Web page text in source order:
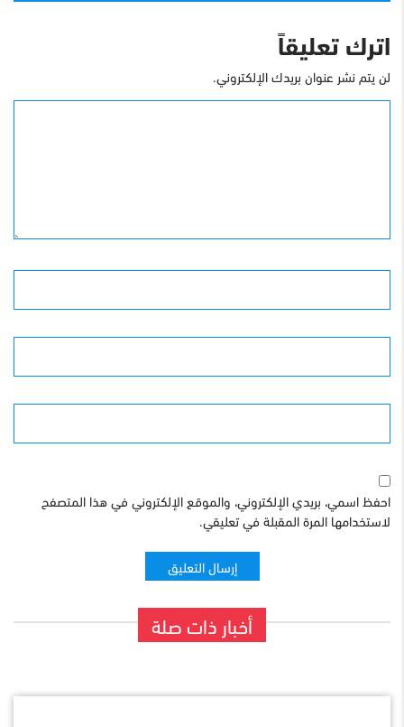
اترك تعليقاً
لن يتم نشر عنوان بريدك الإلكتروني.
احفظ اسمي، بريدي الإلكتروني، والموقع الإلكتروني في هذا المتصفح
لاستخدامها المرة المقبلة في تعليقي.
أخبار ذات صلة